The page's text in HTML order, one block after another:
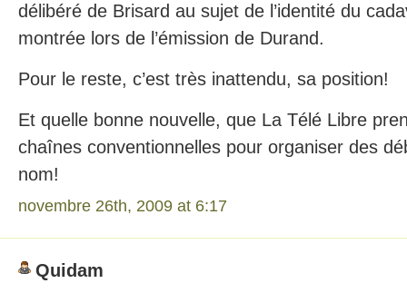
délibéré de Brisard au sujet de l’identité du
montrée lors de l’émission de Durand.
Pour le reste, c’est très inattendu, sa position!
Et quelle bonne nouvelle, que La Télé Libre
chaînes conventionnelles pour organiser des
nom!
novembre 26th, 2009 at 6:17
Quidam